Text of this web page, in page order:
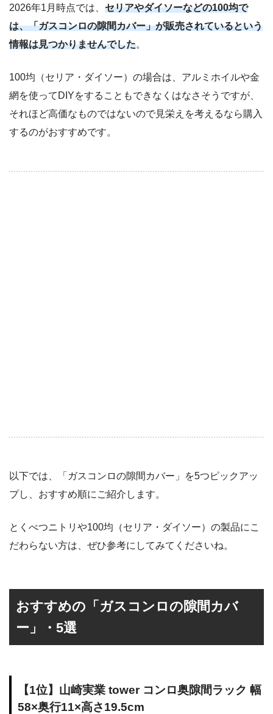
2026年1月時点では、 セリアやダイソーなどの100均で
は、「ガスコンロの隙間カバー」が販売されているという
情報は見つかりませんでした。
100均（セリア・ダイソー）の場合は、アルミホイルや金
網を使ってDIYをすることもできなくはなさそうですが、
それほど高価なものではないので見栄えを考えるなら購入
するのがおすすめです。
以下では、「ガスコンロの隙間カバー」を5つピックアッ
プし、おすすめ順にご紹介します。
とくべつニトリや100均（セリア・ダイソー）の製品にこ
だわらない方は、ぜひ参考にしてみてくださいね。
おすすめの「ガスコンロの隙間カバ
ー」・5選
【1位】山崎実業 tower コンロ奥隙間ラック 幅
58×奥行11×高さ19.5cm